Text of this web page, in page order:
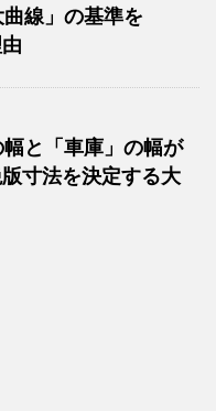
線」の基準を
幅と「車庫」の幅が
寸法を決定する大